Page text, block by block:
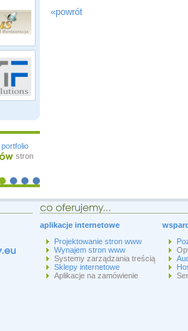
portfolio
stron
«powrót
aplikacje internetowe
Projektowanie stron www
Wynajem stron www
Systemy zarządzania treścią
Sklepy internetowe
Aplikacje na zamówienie